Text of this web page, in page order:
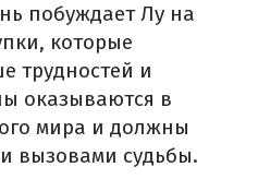
побуждает Лу на
которые
трудностей и
оказываются в
мира и должны
вызовами судьбы.